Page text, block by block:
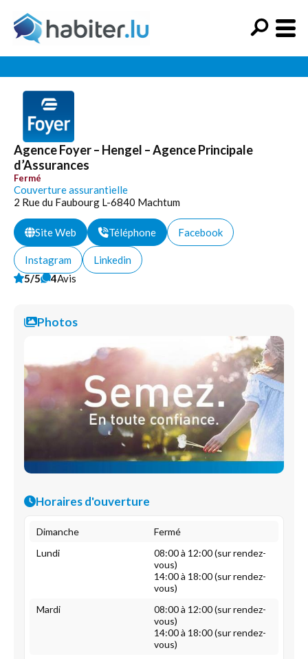
Agence Foyer – Hengel – Agence Principale
d’Assurances
Fermé
Couverture assurantielle
2 Rue du Faubourg L-6840 Machtum
Site Web Téléphone Facebook
Instagram
Linkedin
5/5
4Avis
Photos
Horaires d'ouverture
Dimanche
Fermé
Lundi
08:00 à 12:00 (sur rendez-
vous)
14:00 à 18:00 (sur rendez-
vous)
Mardi
08:00 à 12:00 (sur rendez-
vous)
14:00 à 18:00 (sur rendez-
vous)